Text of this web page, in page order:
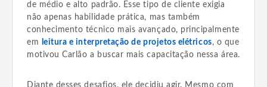
de médio e alto padrão. Esse tipo de cliente exigia
não apenas habilidade prática, mas também
conhecimento técnico mais avançado, principalmente
em
leitura e interpretação de projetos elétricos, o que
motivou Carlão a buscar mais capacitação nessa área.
Diante desses desafios, ele decidiu agir. Mesmo com